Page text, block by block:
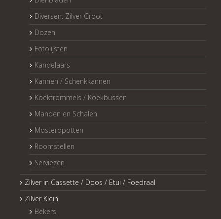
Diversen: Zilver Groot
Dozen
Fotolijsten
Kandelaars
Kannen / Schenkkannen
Koektrommels / Koekbussen
Manden en Schalen
Mosterdpotten
Roomstellen
Serviezen
Zilver in Cassette / Doos / Etui / Foedraal
Zilver Klein
Bekers